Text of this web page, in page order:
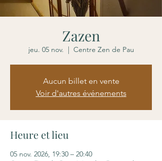
Zazen
jeu. 05 nov.
  |
Centre Zen de Pau
Aucun billet en vente
Voir d'autres événements
Heure et lieu
05 nov. 2026, 19:30 – 20:40